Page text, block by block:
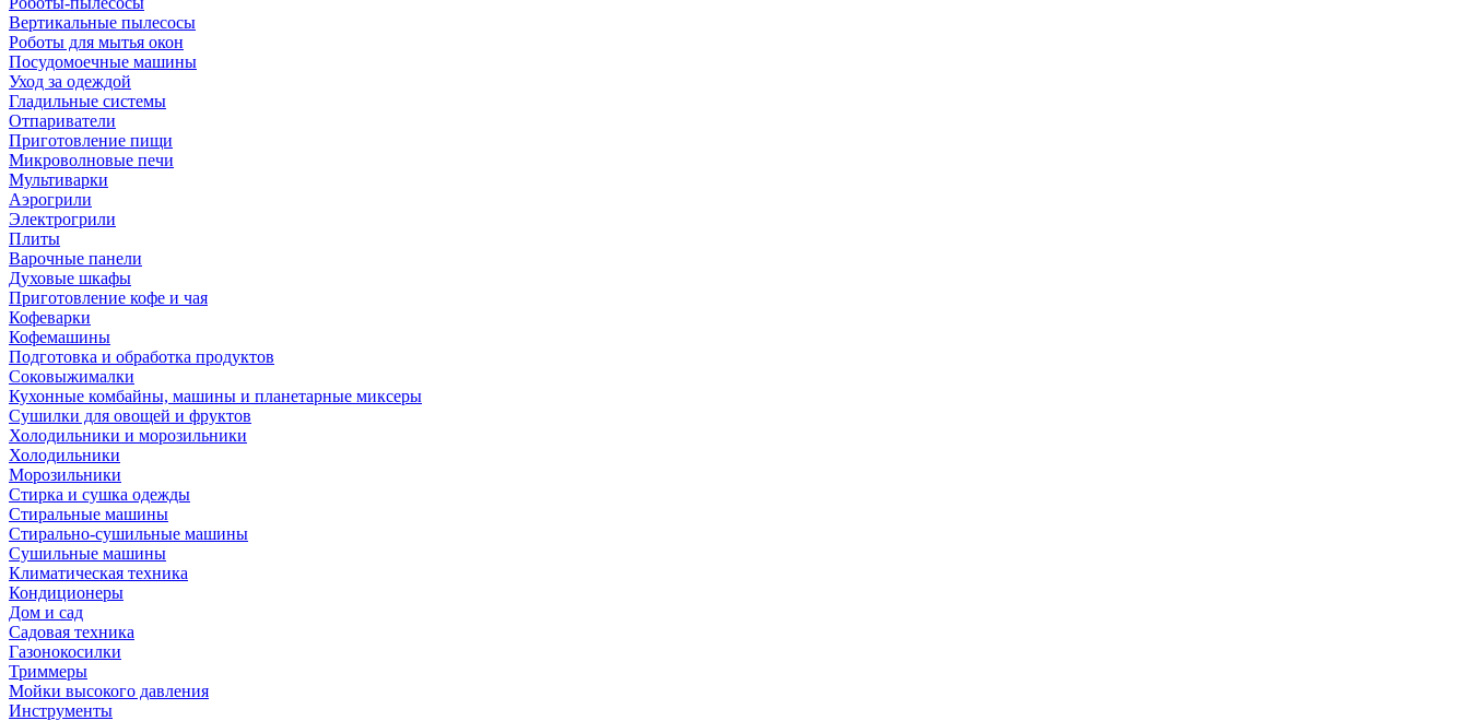
Вертикальные пылесосы
Роботы для мытья окон
Посудомоечные машины
Уход за одеждой
Гладильные системы
Отпариватели
Приготовление пищи
Микроволновые печи
Мультиварки
Аэрогрили
Электрогрили
Плиты
Варочные панели
Духовые шкафы
Приготовление кофе и чая
Кофеварки
Кофемашины
Подготовка и обработка продуктов
Соковыжималки
Кухонные комбайны, машины и планетарные миксеры
Сушилки для овощей и фруктов
Холодильники и морозильники
Холодильники
Морозильники
Стирка и сушка одежды
Стиральные машины
Стирально-сушильные машины
Сушильные машины
Климатическая техника
Кондиционеры
Дом и сад
Садовая техника
Газонокосилки
Триммеры
Мойки высокого давления
Инструменты